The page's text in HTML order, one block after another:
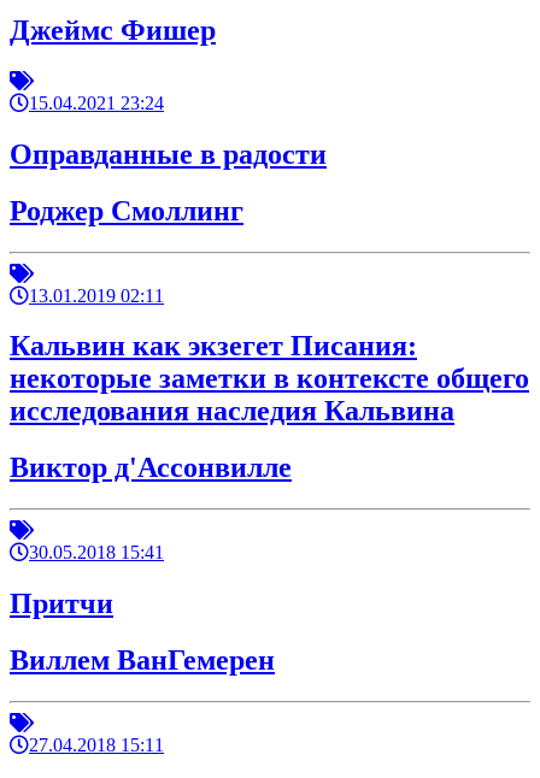
Джеймс Фишер
15.04.2021 23:24
Оправданные в радости
Роджер Смоллинг
13.01.2019 02:11
Кальвин как экзегет Писания:
некоторые заметки в контексте общего
исследования наследия Кальвина
Виктор д'Ассонвилле
30.05.2018 15:41
Притчи
Виллем ВанГемерен
27.04.2018 15:11